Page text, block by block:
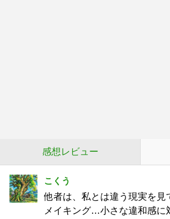
感想レビュー
こくう
他者は、私とは違う現実を見
メイキング…小さな違和感に